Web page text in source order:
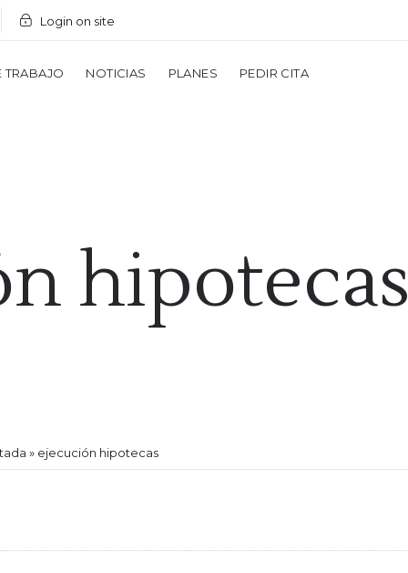
Login on site
TRABAJO NOTICIAS PLANES
PEDIR CITA
hipotecas
» ejecución hipotecas